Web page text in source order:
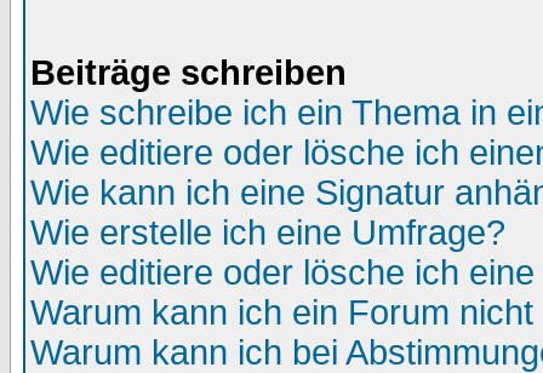
Beiträge schreiben
Wie schreibe ich ein Thema in
Wie editiere oder lösche ich
Wie kann ich eine Signatur
Wie erstelle ich eine Umfrage?
Wie editiere oder lösche ich
Warum kann ich ein Forum
Warum kann ich bei